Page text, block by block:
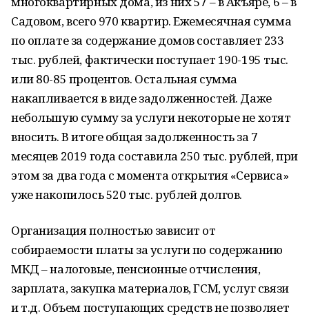
Садовом, всего 970 квартир. Ежемесячная сумма
по оплате за содержание домов составляет 233
тыс. рублей, фактически поступает 190-195 тыс.
или 80-85 процентов. Остальная сумма
накапливается в виде задолженностей. Даже
небольшую сумму за услуги некоторые не хотят
вносить. В итоге общая задолженность за 7
месяцев 2019 года составила 250 тыс. рублей, при
этом за два года с момента открытия «Сервиса»
уже накопилось 520 тыс. рублей долгов.
Организация полностью зависит от
собираемости платы за услуги по содержанию
МКД – налоговые, пенсионные отчисления,
зарплата, закупка материалов, ГСМ, услуг связи
и т.д. Объем поступающих средств не позволяет